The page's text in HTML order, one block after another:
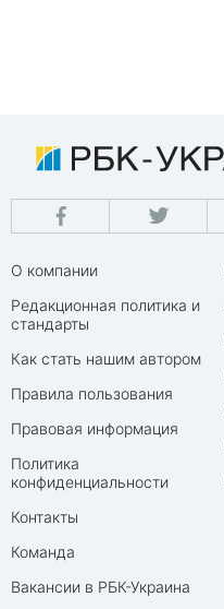
О компании
Редакционная политика и
стандарты
Как стать нашим автором
Правила пользования
Правовая информация
Политика
конфиденциальности
Контакты
Команда
Вакансии в РБК-Украина